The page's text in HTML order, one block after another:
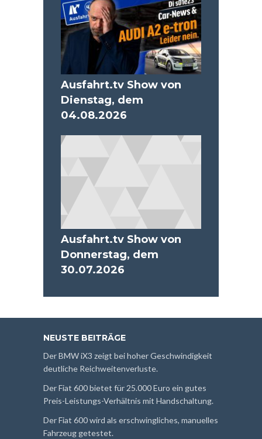
Ausfahrt.tv Show von
Dienstag, dem
04.08.2026
Ausfahrt.tv Show von
Donnerstag, dem
30.07.2026
NEUSTE BEITRÄGE
Der BMW iX3 zeigt bei hoher Geschwindigkeit
deutliche Reichweitenverluste.
Der Fiat 600 bietet für 25.000 Euro ein gutes
Preis-Leistungs-Verhältnis mit Handschaltung.
Der Fiat 600 wird als erschwingliches, manuelles
Fahrzeug getestet.